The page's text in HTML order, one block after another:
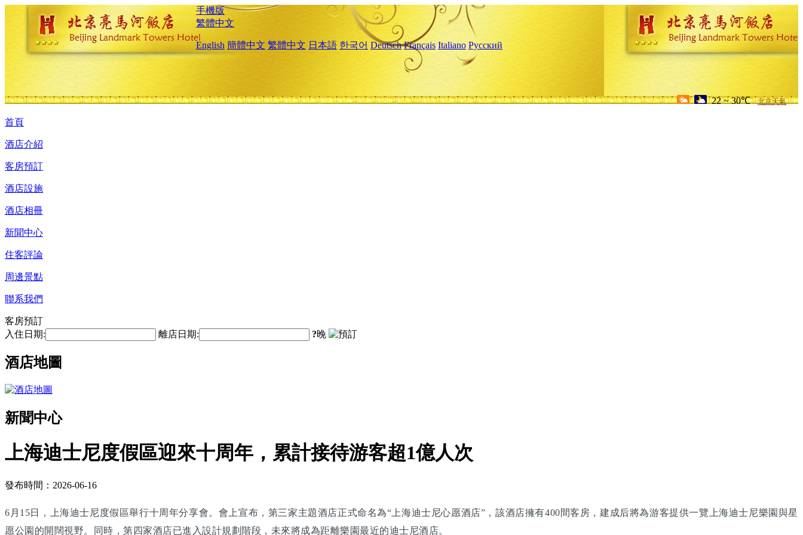
手機版
繁體中文
English 簡體中文 繁體中文 日本語 한국어 Deutsch Français Italiano Русский
22 ~ 30℃ 北京天氣
首頁
酒店介紹
客房預訂
酒店設施
酒店相冊
新聞中心
住客評論
周邊景點
聯系我們
客房預訂
入住日期:
離店日期: ?晚
酒店地圖
新聞中心
上海迪士尼度假區迎來十周年，累計接待游客超1億人次
發布時間：2026-06-16
6月15日，上海迪士尼度假區舉行十周年分享會。會上宣布，第三家主題酒店正式命名為“上海迪士尼心愿酒店”，該酒店擁有400間客房，建成后將為游客提供一覽上海迪士尼樂園與星
愿公園的開闊視野。同時，第四家酒店已進入設計規劃階段，未來將成為距離樂園最近的迪士尼酒店。